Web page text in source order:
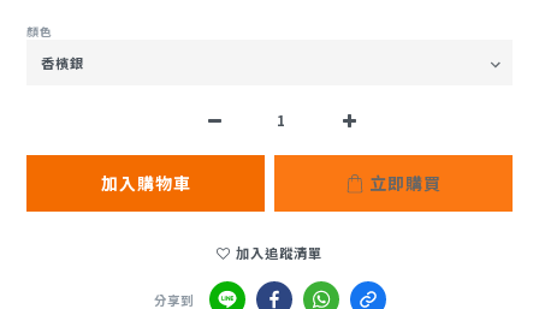
顏色
加入購物車 立即購買
加入追蹤清單
分享到